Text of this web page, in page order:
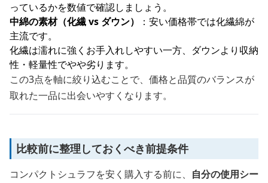
っているかを数値で確認しましょう。
中綿の素材（化繊 vs ダウン）
：安い価格帯では化繊綿が
主流です。
化繊は濡れに強くお手入れしやすい一方、ダウンより収納
性・軽量性でやや劣ります。
この3点を軸に絞り込むことで、価格と品質のバランスが
取れた一品に出会いやすくなります。
比較前に整理しておくべき前提条件
コンパクトシュラフを安く購入する前に、 自分の使用シー